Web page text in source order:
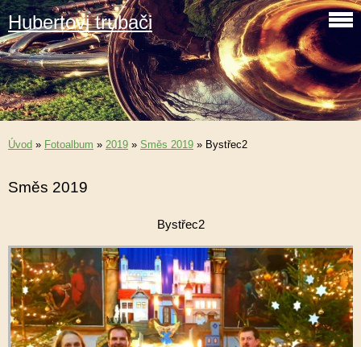
Hubertovi trubači
Úvod » Fotoalbum » 2019 » Směs 2019 » Bystřec2
Směs 2019
Bystřec2